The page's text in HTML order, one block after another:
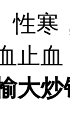
性寒
止
大炒